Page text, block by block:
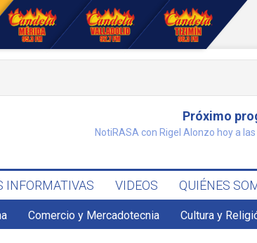
Próximo
NotiRASA con Rigel Alonzo hoy a
INFORMATIVAS VIDEOS QUIÉNES
Comercio y Mercadotecnia Cultura y